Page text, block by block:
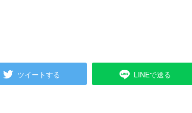
ツイートする LINEで送る